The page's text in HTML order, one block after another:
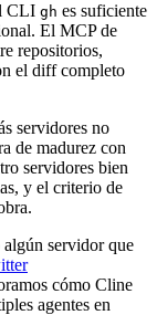
CLI gh es suficiente
El MCP de
repositorios,
el diff completo
servidores no
de madurez con
servidores bien
y el criterio de
algún servidor que
cómo Cline
agentes en